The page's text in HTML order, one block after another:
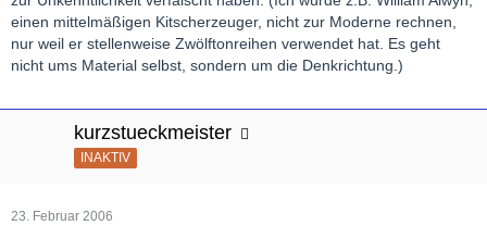
einen mittelmäßigen Kitscherzeuger, nicht zur Moderne rechnen,
nur weil er stellenweise Zwölftonreihen verwendet hat. Es geht
nicht ums Material selbst, sondern um die Denkrichtung.)
kurzstueckmeister
INAKTIV
23. Februar 2006